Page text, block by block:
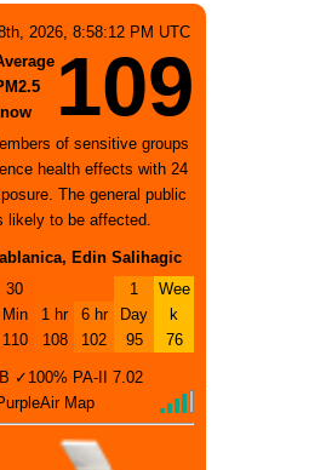
2026, 8:58:12 PM UTC
109
of sensitive groups
health effects with 24
The general public
likely to be affected.
Edin Salihagic
30
Min
110
1 hr
108
6 hr
102
1
Day
95
Wee
k
76
B ✓100% PA-II 7.02
Map